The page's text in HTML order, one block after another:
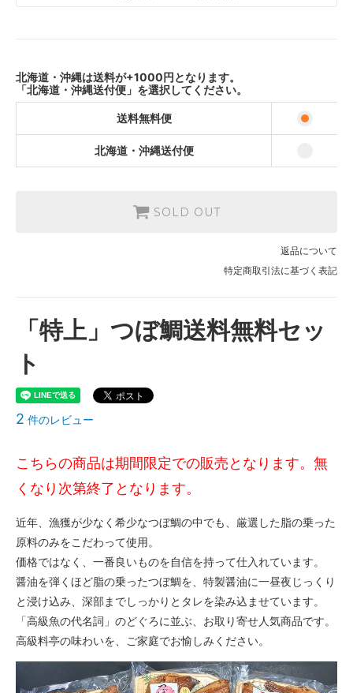
10,180円(税込)
北海道・沖縄は送料が+1000円となります。
「北海道・沖縄送付便」を選択してください。
送料無料便
北海道・沖縄送付便
SOLD OUT
返品について
特定商取引法に基づく表記
「特上」つぼ鯛送料無料セッ
ト
2 件のレビュー
こちらの商品は期間限定での販売となります。無
くなり次第終了となります。
近年、漁獲が少なく希少なつぼ鯛の中でも、厳選した脂の乗った
原料のみをこだわって使用。
価格ではなく、一番良いものを自信を持って仕入れています。
醤油を弾くほど脂の乗ったつぼ鯛を、特製醤油に一昼夜じっくり
と浸け込み、深部までしっかりとタレを染み込ませています。
「高級魚の代名詞」のどぐろに並ぶ、お取り寄せ人気商品です。
高級料亭の味わいを、ご家庭でお愉しみください。